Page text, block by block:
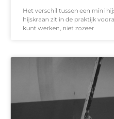
Het verschil tussen een mini
hijskraan zit in de praktijk
kunt werken, niet zozeer